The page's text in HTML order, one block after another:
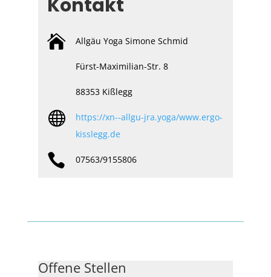
Kontakt
 Allgäu Yoga Simone Schmid
Fürst-Maximilian-Str. 8
88353 Kißlegg

https://xn--allgu-jra.yoga/www.ergo-
kisslegg.de
 07563/9155806
Offene Stellen